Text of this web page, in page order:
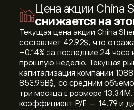
Цена акции China
снижается на
Текущая цена акции China
составляет 42.92‎$‎, что
‎-0.14‎% за последние 24 часа
прошлую неделю. Текущая
капитализация компании
853.95B‎$‎, со средним
три месяца в размере 13.34M.
коэффициент P/E — 14.79 и